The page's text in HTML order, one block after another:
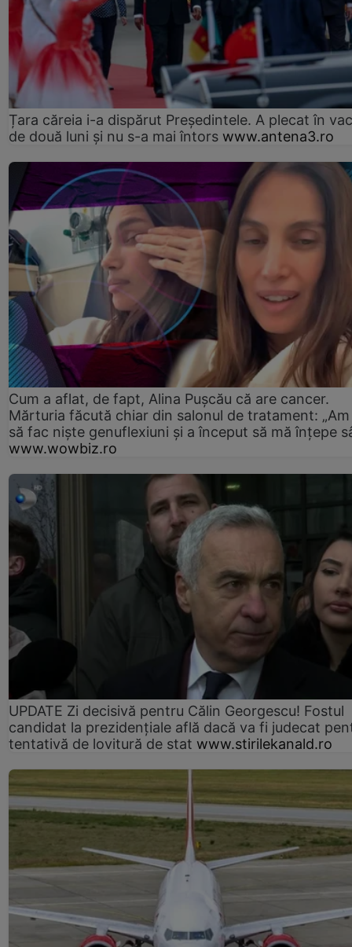
Țara căreia i-a dispărut Președintele. A plecat în
de două luni și nu s-a mai întors www.antena3.ro
Cum a aflat, de fapt, Alina Pușcău că are cancer.
Mărturia făcută chiar din salonul de tratament:
să fac niște genuflexiuni și a început să mă înțepe
www.wowbiz.ro
UPDATE Zi decisivă pentru Călin Georgescu! Fostul
candidat la prezidențiale află dacă va fi judecat
tentativă de lovitură de stat www.stirilekanald.ro